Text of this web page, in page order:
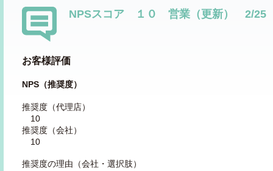
NPSスコア １０ 営業（更新） 2/
お客様評価
NPS（推奨度）
推奨度（代理店）
10
推奨度（会社）
10
推奨度の理由（会社・選択肢）